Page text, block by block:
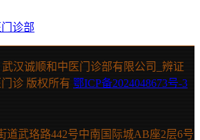
诊部
武汉诚顺和中医门诊部有限公司_辨证
诊 版权所有 鄂ICP备2024048673号-3
道武珞路442号中南国际城AB座2层6号